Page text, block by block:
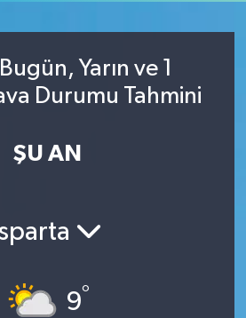
Yarın ve 1
Durumu Tahmini
ŞU AN
9°
Durumu ve Fikstür